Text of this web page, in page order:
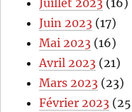
Juillet 2023 (16)
Juin 2023 (17)
Mai 2023 (16)
Avril 2023 (21)
Mars 2023 (23)
Février 2023